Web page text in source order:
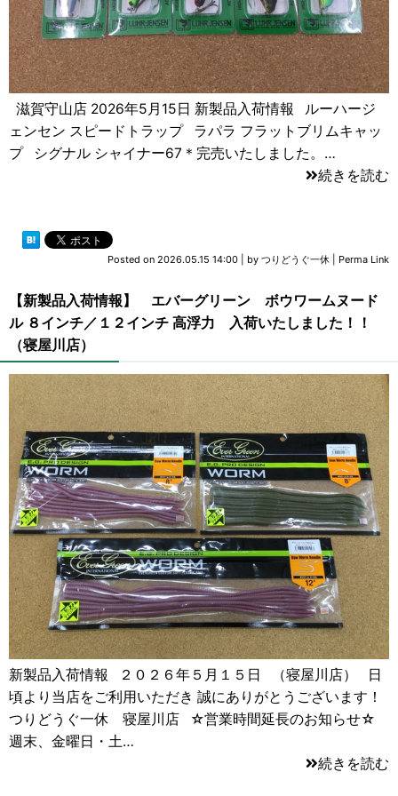
滋賀守山店 2026年5月15日 新製品入荷情報 ルーハージ
ェンセン スピードトラップ ラパラ フラットブリムキャッ
プ シグナル シャイナー67＊完売いたしました。…
続きを読む
Posted on 2026.05.15 14:00 by つりどうぐ一休 Perma Link
【新製品入荷情報】 エバーグリーン ボウワームヌード
ル ８インチ／１２インチ 高浮力 入荷いたしました！！
（寝屋川店）
新製品入荷情報 ２０２６年５月１５日 （寝屋川店） 日
頃より当店をご利用いただき 誠にありがとうございます！
つりどうぐ一休 寝屋川店 ☆営業時間延長のお知らせ☆
週末、金曜日・土…
続きを読む